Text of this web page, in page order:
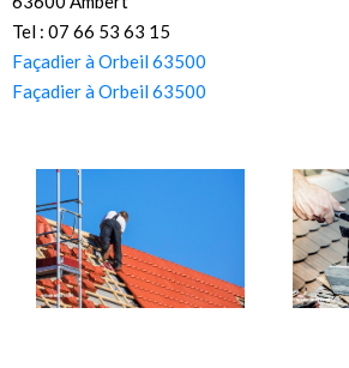
Tel : 07 66 53 63 15
Façadier à Orbeil 63500
Façadier à Orbeil 63500